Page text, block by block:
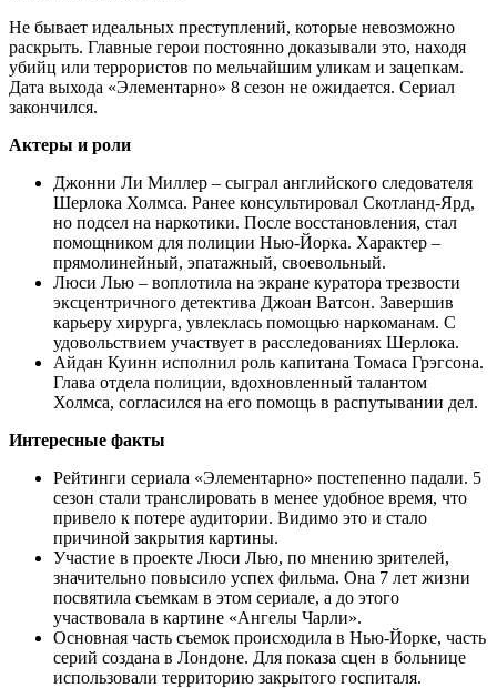
Не бывает идеальных преступлений, которые невозможно
раскрыть. Главные герои постоянно доказывали это, находя
убийц или террористов по мельчайшим уликам и зацепкам.
Дата выхода «Элементарно» 8 сезон не ожидается. Сериал
закончился.
Актеры и роли
Джонни Ли Миллер – сыграл английского следователя
Шерлока Холмса. Ранее консультировал Скотланд-Ярд,
но подсел на наркотики. После восстановления, стал
помощником для полиции Нью-Йорка. Характер –
прямолинейный, эпатажный, своевольный.
Люси Лью – воплотила на экране куратора трезвости
эксцентричного детектива Джоан Ватсон. Завершив
карьеру хирурга, увлеклась помощью наркоманам. С
удовольствием участвует в расследованиях Шерлока.
Айдан Куинн исполнил роль капитана Томаса Грэгсона.
Глава отдела полиции, вдохновленный талантом
Холмса, согласился на его помощь в распутывании дел.
Интересные факты
Рейтинги сериала «Элементарно» постепенно падали. 5
сезон стали транслировать в менее удобное время, что
привело к потере аудитории. Видимо это и стало
причиной закрытия картины.
Участие в проекте Люси Лью, по мнению зрителей,
значительно повысило успех фильма. Она 7 лет жизни
посвятила съемкам в этом сериале, а до этого
участвовала в картине «Ангелы Чарли».
Основная часть съемок происходила в Нью-Йорке, часть
серий создана в Лондоне. Для показа сцен в больнице
использовали территорию закрытого госпиталя.